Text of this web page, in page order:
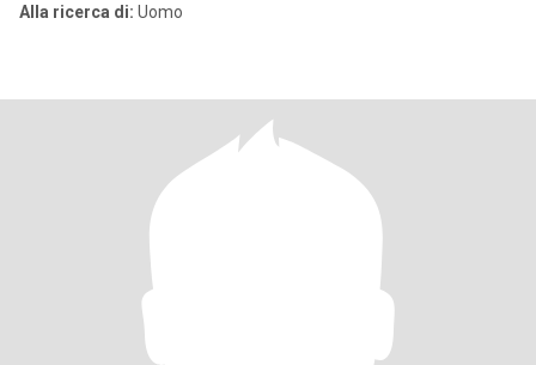
Alla ricerca di: Uomo